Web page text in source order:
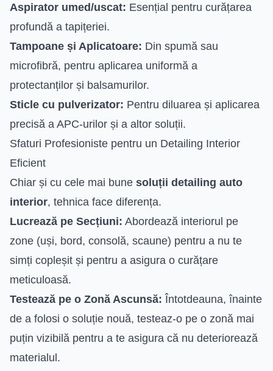
Aspirator umed/uscat: Esențial pentru curățarea
profundă a tapițeriei.
Tampoane și Aplicatoare: Din spumă sau
microfibră, pentru aplicarea uniformă a
protectanților și balsamurilor.
Sticle cu pulverizator: Pentru diluarea și aplicarea
precisă a APC-urilor și a altor soluții.
Sfaturi Profesioniste pentru un Detailing Interior
Eficient
Chiar și cu cele mai bune soluții detailing auto
interior, tehnica face diferența.
Lucrează pe Secțiuni: Abordează interiorul pe
zone (uși, bord, consolă, scaune) pentru a nu te
simți copleșit și pentru a asigura o curățare
meticuloasă.
Testează pe o Zonă Ascunsă: Întotdeauna, înainte
de a folosi o soluție nouă, testeaz-o pe o zonă mai
puțin vizibilă pentru a te asigura că nu deteriorează
materialul.